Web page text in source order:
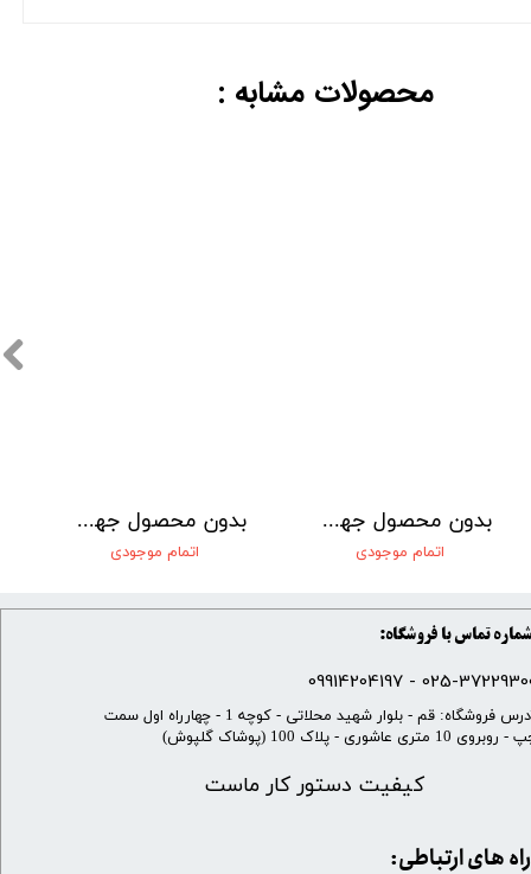
بدون محصول جهت نمایش
اتمام موجودی
بدون محصول جهت نمایش
اتمام موجودی
محصولات مشابه :
شماره تماس با فروشگاه:
025-37229300 -
کیفیت دستور کار ماست
​آدرس فروشگاه: قم - بلوار شهید محلاتی - کوچه 1 - چهارراه اول سمت
10 متری عاشوری - پلاک 100 (پوشاک گلپوش)
​​راه های ارتباطی: